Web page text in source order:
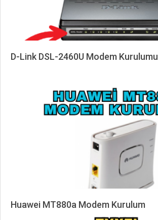
D-Link DSL-2460U Modem Kurulumu
Huawei MT880a Modem Kurulum